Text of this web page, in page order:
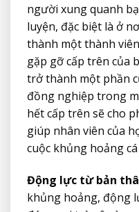
người xung quanh
luyện, đặc biệt là ở
thành một thành
gặp gỡ cấp trên của
trở thành một phần
đồng nghiệp trong
hết cấp trên sẽ cho
giúp nhân viên của
cuộc khủng hoảng
Động lực từ bản
khủng hoảng, động